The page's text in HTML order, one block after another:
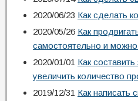
2020/06/23 Как сделать
2020/05/26 Как
самостоятельно и
2020/01/01 Как
увеличить количество
2019/12/31 Как написать